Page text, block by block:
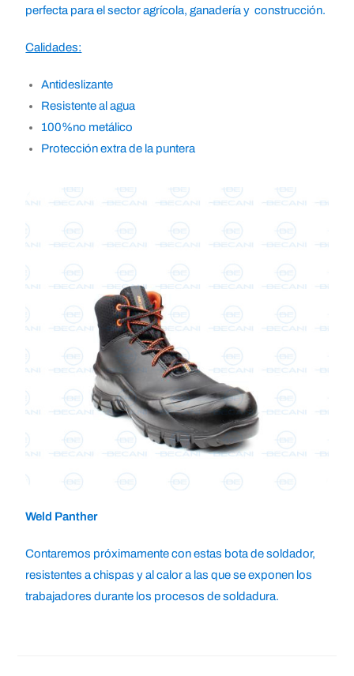
perfecta para el sector agrícola, ganadería y construcción.
Calidades:
Antideslizante
Resistente al agua
100%no metálico
Protección extra de la puntera
Weld Panther
Contaremos próximamente con estas bota de soldador,
resistentes a chispas y al calor a las que se exponen los
trabajadores durante los procesos de soldadura.